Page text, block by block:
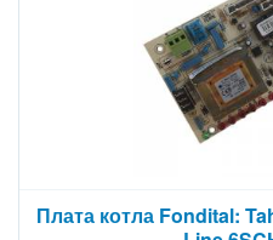
Плата котла Fondital: